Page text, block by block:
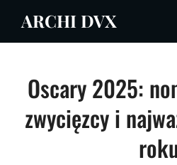
ARCHI DVX
Oscary 2025:
zwycięzcy i
Nawigacja
wpisu